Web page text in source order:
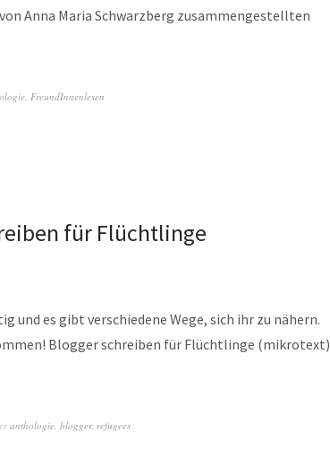
Anna Maria Schwarzberg zusammengestellten
FreundInnenlesen
für Flüchtlinge
es gibt verschiedene Wege, sich ihr zu nähern.
Blogger schreiben für Flüchtlinge (mikrotext)
anthologie blogger, refugees